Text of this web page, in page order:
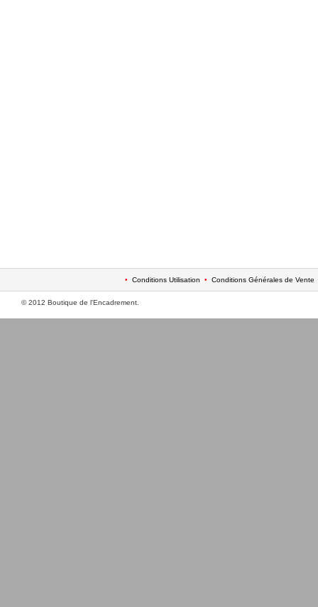
• Conditions Utilisation • Conditions Générales de Vente
© 2012 Boutique de l'Encadrement.